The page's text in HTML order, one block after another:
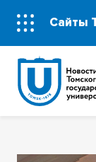
Сайты